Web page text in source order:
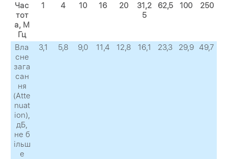
Час
тот
а, М
Гц
1 4 10 16 20
31,2
5
62,5 100 250
Вла
сне
зага
сан
ня
(Atte
nuat
ion),
дБ,
не б
ільш
е
3,1 5,8 9,0 11,4 12,8 16,1 23,3 29,9 49,7